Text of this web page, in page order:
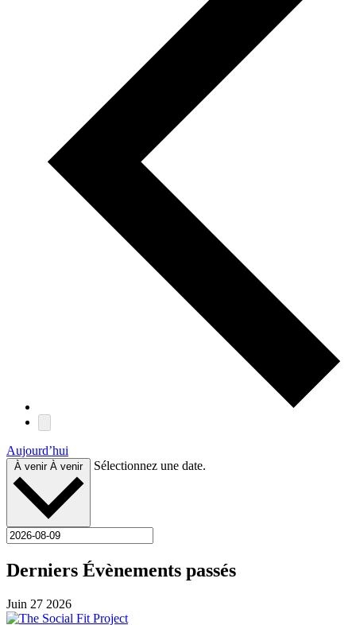
Aujourd’hui
À venir À venir Sélectionnez une date.
Derniers Évènements passés
Juin 27 2026